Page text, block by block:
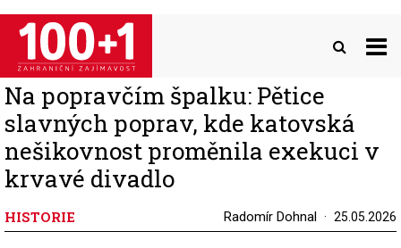
Přejít
hlavnímu
obsahu
Na popravčím špalku: Pětice
slavných poprav, kde katovská
nešikovnost proměnila exekuci v
krvavé divadlo
HISTORIE Radomír Dohnal 25.05.2026